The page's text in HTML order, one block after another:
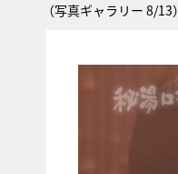
（写真ギャラリー 8/13）